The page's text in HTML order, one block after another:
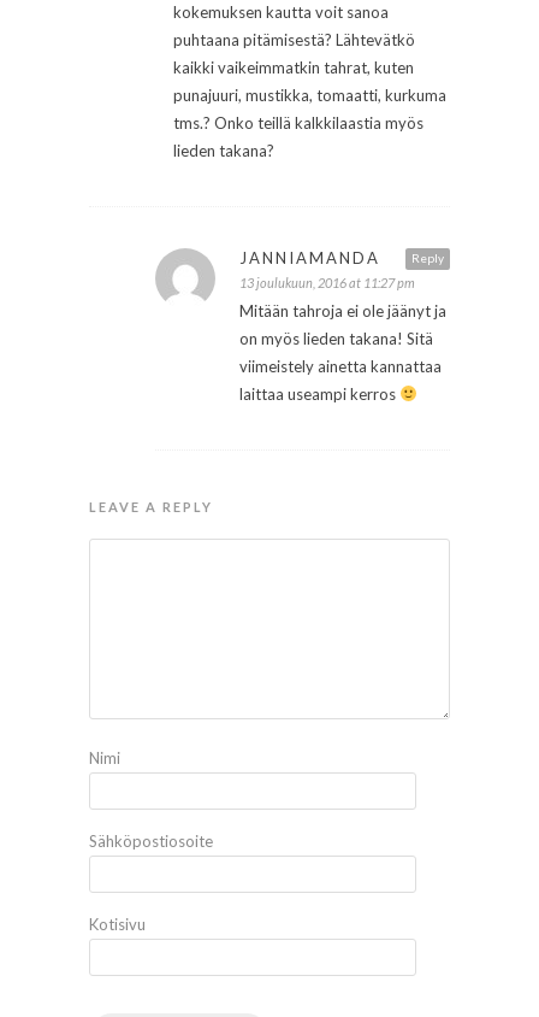
kokemuksen kautta voit sanoa
puhtaana pitämisestä? Lähtevätkö
kaikki vaikeimmatkin tahrat, kuten
punajuuri, mustikka, tomaatti, kurkuma
tms.? Onko teillä kalkkilaastia myös
lieden takana?
Reply
JANNIAMANDA
13 joulukuun, 2016 at 11:27 pm
Mitään tahroja ei ole jäänyt ja
on myös lieden takana! Sitä
viimeistely ainetta kannattaa
laittaa useampi kerros
LEAVE A REPLY
Nimi
Sähköpostiosoite
Kotisivu